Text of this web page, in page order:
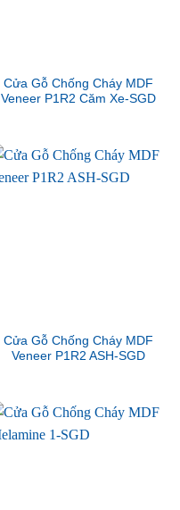
Cửa Gỗ Chống Cháy MDF
Veneer P1R2 Căm Xe-SGD
Cửa Gỗ Chống Cháy MDF
Veneer P1R2 ASH-SGD